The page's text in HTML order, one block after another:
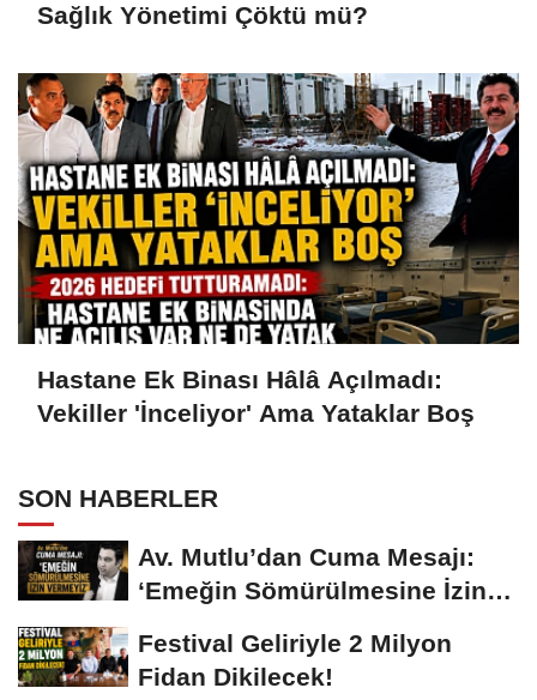
Sağlık Yönetimi Çöktü mü?
Hastane Ek Binası Hâlâ Açılmadı:
Vekiller 'İnceliyor' Ama Yataklar Boş
SON HABERLER
Av. Mutlu’dan Cuma Mesajı:
‘Emeğin Sömürülmesine İzin
Festival Geliriyle 2 Milyon
Fidan Dikilecek!